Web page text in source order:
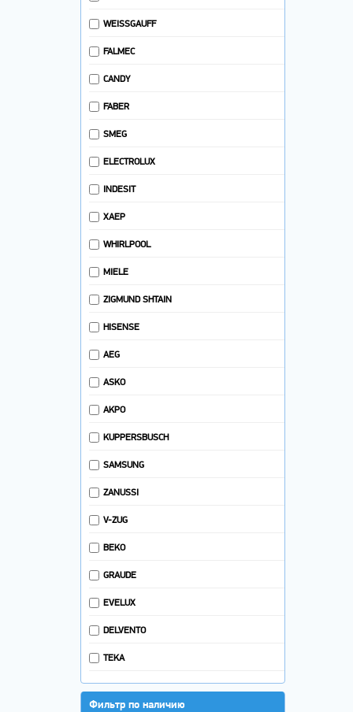
ПЫЛЕСОСЫ
ТЕХНИКОЙ
СУШИЛЬНЫЕ МАШИНЫ
ТЕЛЕВИЗОРЫ
ТОСТЕРЫ
ФЕНЫ-ЩЕТКИ
ХЛЕБОПЕЧКИ
ЧАЙНИКИ, ЧАЕВАРКИ, ТЕРМОПОТЫ
ДЕТАЛИ
ИРРИГАТОРЫ
СМЕСИТЕЛИ ВОДЫ, КУХОННЫЕ МОЙКИ,
ИЗМЕЛЬЧИТЕЛИ ОТХОДОВ
ДУХОВОЙ ШКАФ
САУНДБАР
ЭЛЕКТРИЧЕСКИЙ КОТЕЛ
АЭРОГРИЛЬ
WEISSGAUFF
FALMEC
CANDY
FABER
SMEG
ELECTROLUX
INDESIT
ХАЕР
WHIRLPOOL
MIELE
ZIGMUND SHTAIN
HISENSE
AEG
ASKO
AKPO
KUPPERSBUSCH
SAMSUNG
ZANUSSI
V-ZUG
BEKO
GRAUDE
EVELUX
DELVENTO
TEKA
Фильтр по наличию